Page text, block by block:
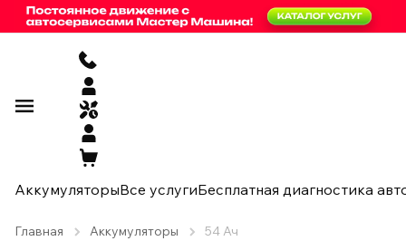
АккумуляторыВсе услугиБесплатная диагностика
Главная Аккумуляторы 54 Ач